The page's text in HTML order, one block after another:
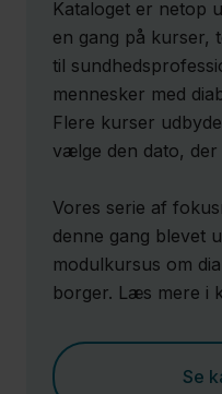
Kataloget er netop
en gang på kurser,
til
mennesker med
Flere kurser
vælge den dato, der
Vores serie af
denne gang blevet
modulkursus om
borger. Læs mere i
Se